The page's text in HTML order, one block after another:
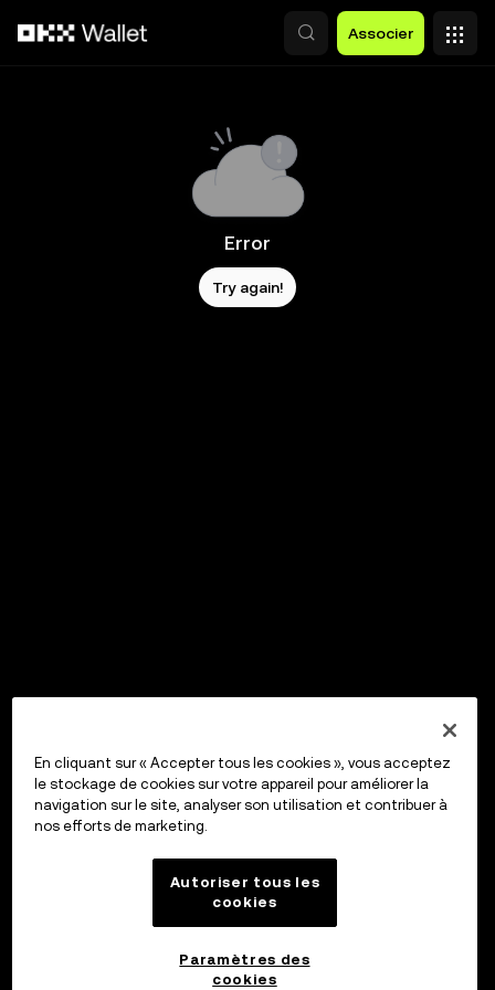
Associer
Error
Try again!
En cliquant sur « Accepter tous les cookies », vous acceptez
le stockage de cookies sur votre appareil pour améliorer la
navigation sur le site, analyser son utilisation et contribuer à
nos efforts de marketing.
Autoriser tous les
cookies
Paramètres des
cookies